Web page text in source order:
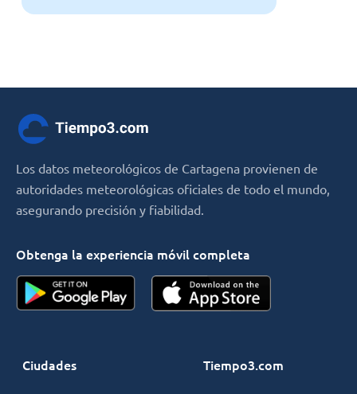
Los datos meteorológicos de Cartagena provienen de
autoridades meteorológicas oficiales de todo el mundo,
asegurando precisión y fiabilidad.
Obtenga la experiencia móvil completa
Ciudades Tiempo3.com